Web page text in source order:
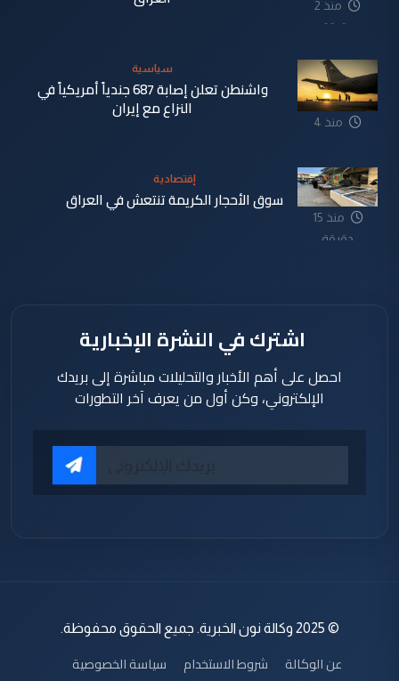
منذ 2
دقيقة
منذ 4
سياسية
واشنطن تعلن إصابة 687 جندياً أمريكياً في
النزاع مع إيران
منذ 15
دقيقة
إقتصادية
سوق الأحجار الكريمة تنتعش في العراق
اشترك في النشرة الإخبارية
احصل على أهم الأخبار والتحليلات مباشرة إلى بريدك
الإلكتروني، وكن أول من يعرف آخر التطورات
© 2025 وكالة نون الخبرية. جميع الحقوق محفوظة.
عن الوكالة شروط الاستخدام
سياسة الخصوصية